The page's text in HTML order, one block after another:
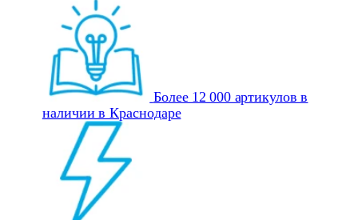
Более 12 000 артикулов в
наличии в Краснодаре